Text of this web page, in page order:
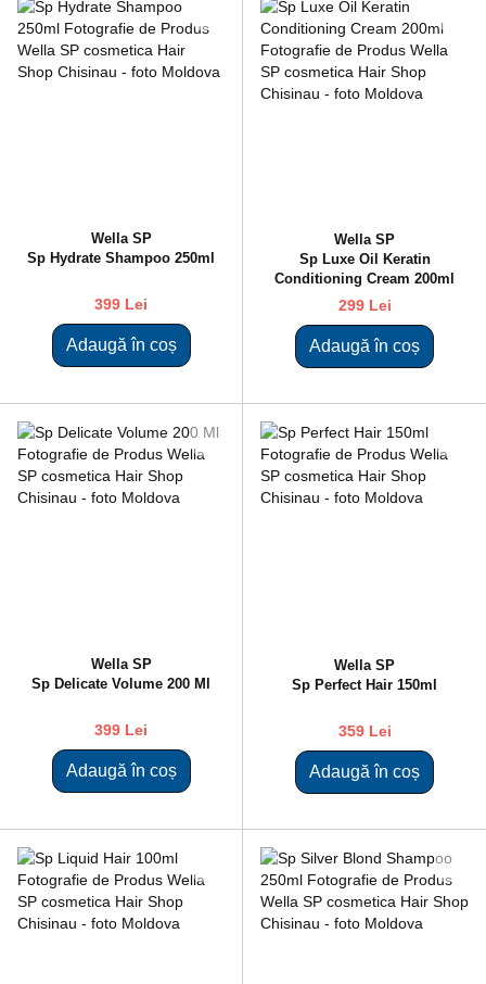
Wella SP
Sp Hydrate Shampoo 250ml
399 Lei
Adaugă în coș
Wella SP
Sp Luxe Oil Keratin
Conditioning Cream 200ml
299 Lei
Adaugă în coș
Wella SP
Sp Delicate Volume 200 Ml
399 Lei
Adaugă în coș
Wella SP
Sp Perfect Hair 150ml
359 Lei
Adaugă în coș